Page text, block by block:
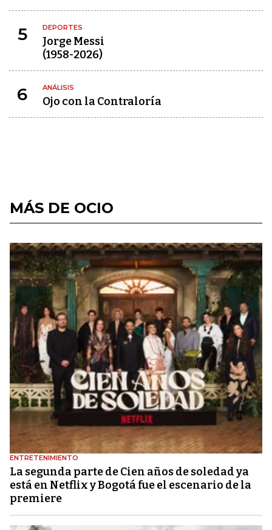
5 DEPORTES
Jorge Messi
(1958-2026)
6 ANÁLISIS
Ojo con la Contraloría
MÁS DE OCIO
ENTRETENIMIENTO
La segunda parte de Cien años de soledad ya
está en Netflix y Bogotá fue el escenario de la
premiere